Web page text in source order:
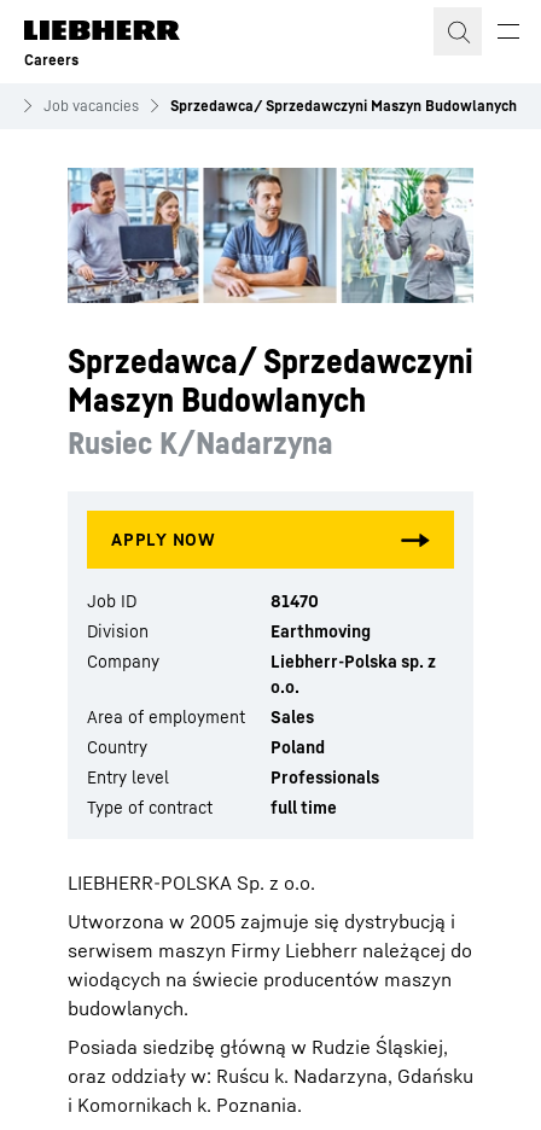
Skip to content
Careers
Job vacancies Sprzedawca/ Sprzedawczyni Maszyn Budowlanych
Sprzedawca/ Sprzedawczyni
Maszyn Budowlanych
Rusiec K/Nadarzyna
LIEBHERR-POLSKA Sp. z o.o.
Utworzona w 2005 zajmuje się dystrybucją i
serwisem maszyn Firmy Liebherr należącej do
wiodących na świecie producentów maszyn
budowlanych.
Posiada siedzibę główną w Rudzie Śląskiej,
oraz oddziały w: Ruścu k. Nadarzyna, Gdańsku
i Komornikach k. Poznania.
Job ID
81470
Division
Earthmoving
Company
Liebherr-Polska sp. z
o.o.
Area of employment
Sales
Country
Poland
Entry level
Professionals
Type of contract
full time